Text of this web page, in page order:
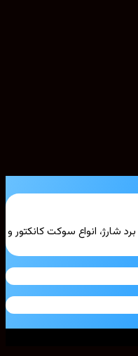
انواع سوکت کانکتور و